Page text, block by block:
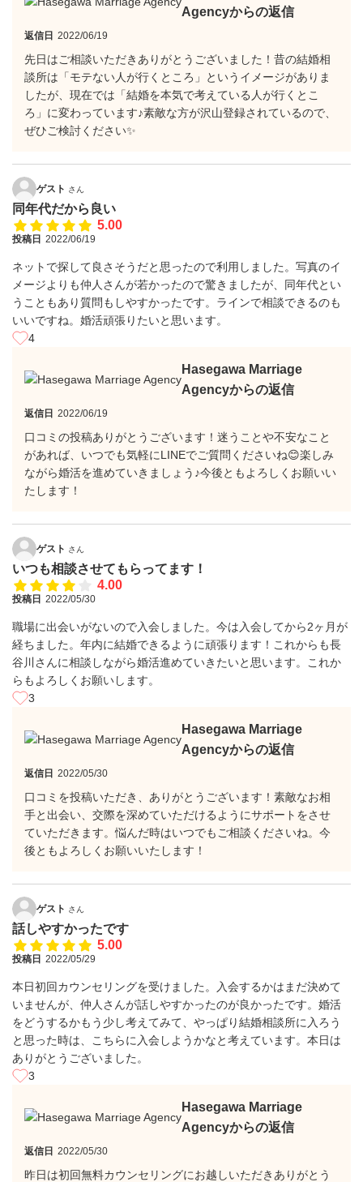
Agencyからの返信
返信日 2022/06/19
先日はご相談いただきありがとうございました！昔の結婚相
談所は「モテない人が行くところ」というイメージがありま
したが、現在では「結婚を本気で考えている人が行くとこ
ろ」に変わっています♪素敵な方が沢山登録されているので、
ぜひご検討ください✨
ゲスト さん
同年代だから良い
5.00
投稿日 2022/06/19
ネットで探して良さそうだと思ったので利用しました。写真のイ
メージよりも仲人さんが若かったので驚きましたが、同年代とい
うこともあり質問もしやすかったです。ラインで相談できるのも
いいですね。婚活頑張りたいと思います。
4
Hasegawa Marriage
Agencyからの返信
返信日 2022/06/19
口コミの投稿ありがとうございます！迷うことや不安なこと
があれば、いつでも気軽にLINEでご質問くださいね😊楽しみ
ながら婚活を進めていきましょう♪今後ともよろしくお願いい
たします！
ゲスト さん
いつも相談させてもらってます！
4.00
投稿日 2022/05/30
職場に出会いがないので入会しました。今は入会してから2ヶ月が
経ちました。年内に結婚できるように頑張ります！これからも長
谷川さんに相談しながら婚活進めていきたいと思います。これか
らもよろしくお願いします。
3
Hasegawa Marriage
Agencyからの返信
返信日 2022/05/30
口コミを投稿いただき、ありがとうございます！素敵なお相
手と出会い、交際を深めていただけるようにサポートをさせ
ていただきます。悩んだ時はいつでもご相談くださいね。今
後ともよろしくお願いいたします！
ゲスト さん
話しやすかったです
5.00
投稿日 2022/05/29
本日初回カウンセリングを受けました。入会するかはまだ決めて
いませんが、仲人さんが話しやすかったのが良かったです。婚活
をどうするかもう少し考えてみて、やっぱり結婚相談所に入ろう
と思った時は、こちらに入会しようかなと考えています。本日は
ありがとうございました。
3
Hasegawa Marriage
Agencyからの返信
返信日 2022/05/30
昨日は初回無料カウンセリングにお越しいただきありがとう